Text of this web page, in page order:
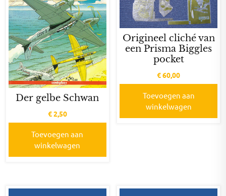
Der gelbe Schwan
€2,50
Toevoegen aan
winkelwagen
Origineel cliché van
een Prisma Biggles
pocket
€60,00
Toevoegen aan
winkelwagen